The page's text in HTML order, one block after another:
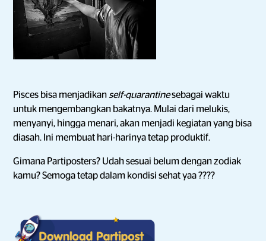
Pisces bisa menjadikan self-quarantinesebagai waktu
untuk mengembangkan bakatnya. Mulai dari melukis,
menyanyi, hingga menari, akan menjadi kegiatan yang bisa
diasah. Ini membuat hari-harinya tetap produktif.
Gimana Partiposters? Udah sesuai belum dengan zodiak
kamu? Semoga tetap dalam kondisi sehat yaa ????